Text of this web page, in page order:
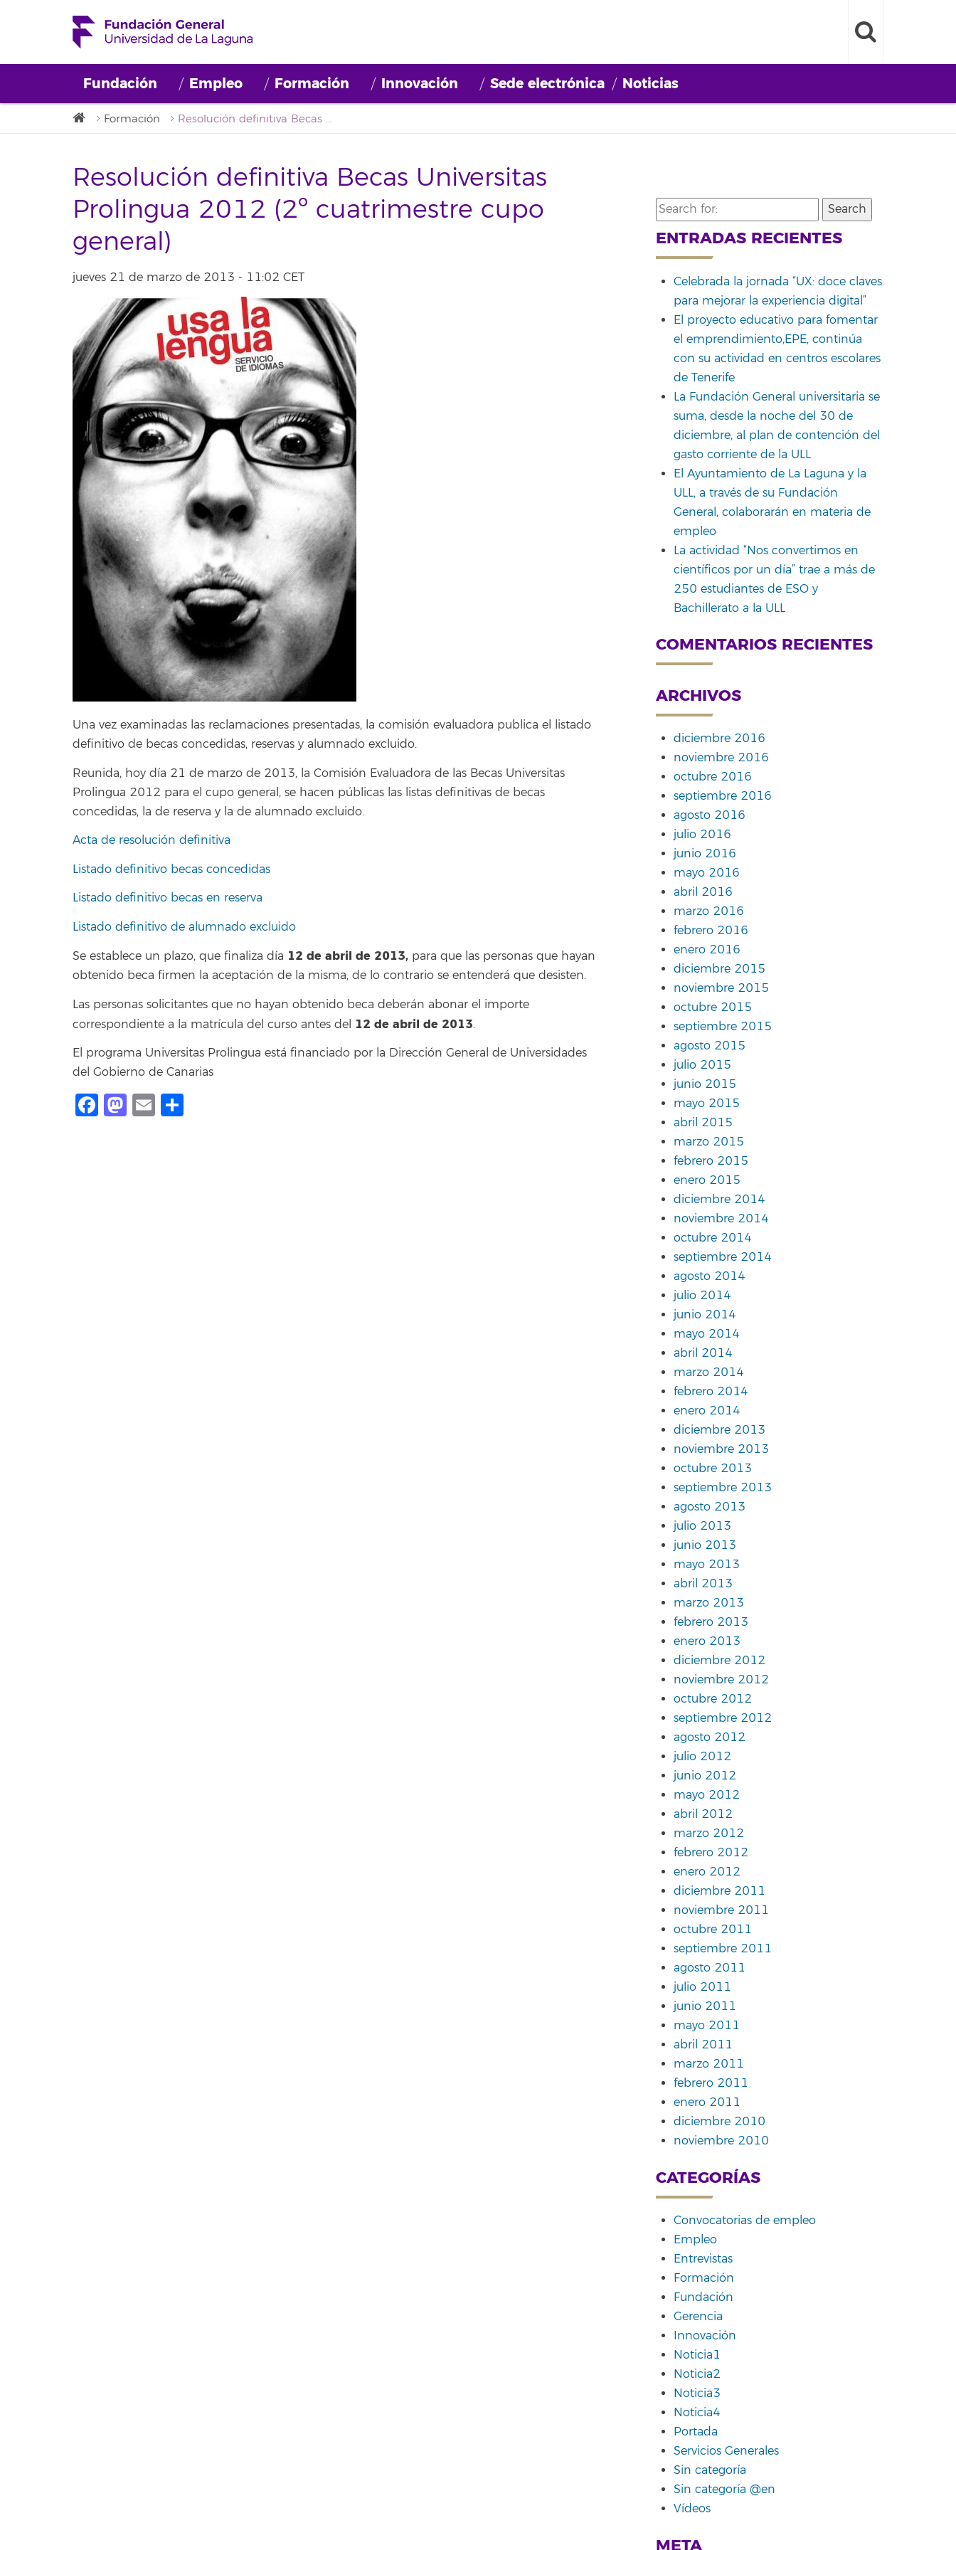
Fundación Empleo Formación Innovación Sede electrónica Noticias
Formación Resolución definitiva Becas Universitas Prolingua 2012 (2º cuatrimestre cupo general)
Resolución definitiva Becas Universitas
Prolingua 2012 (2º cuatrimestre cupo
general)
jueves 21 de marzo de 2013 - 11:02 CET
Una vez examinadas las reclamaciones presentadas, la comisión evaluadora publica el listado
definitivo de becas concedidas, reservas y alumnado excluido.
Reunida, hoy día 21 de marzo de 2013, la Comisión Evaluadora de las Becas Universitas
Prolingua 2012 para el cupo general, se hacen públicas las listas definitivas de becas
concedidas, la de reserva y la de alumnado excluido.
Acta de resolución definitiva
Listado definitivo becas concedidas
Listado definitivo becas en reserva
Listado definitivo de alumnado excluido
Se establece un plazo, que finaliza día 12 de abril de 2013, para que las personas que hayan
obtenido beca firmen la aceptación de la misma, de lo contrario se entenderá que desisten.
Las personas solicitantes que no hayan obtenido beca deberán abonar el importe
correspondiente a la matrícula del curso antes del 12 de abril de 2013.
El programa Universitas Prolingua está financiado por la Dirección General de Universidades
del Gobierno de Canarias
Facebook
Mastodon
Email
Search
for:
ENTRADAS RECIENTES
Celebrada la jornada “UX: doce claves
para mejorar la experiencia digital”
El proyecto educativo para fomentar
el emprendimiento,EPE, continúa
con su actividad en centros escolares
de Tenerife
La Fundación General universitaria se
suma, desde la noche del 30 de
diciembre, al plan de contención del
gasto corriente de la ULL
El Ayuntamiento de La Laguna y la
ULL, a través de su Fundación
General, colaborarán en materia de
empleo
La actividad “Nos convertimos en
científicos por un día” trae a más de
250 estudiantes de ESO y
Bachillerato a la ULL
COMENTARIOS RECIENTES
ARCHIVOS
diciembre 2016
noviembre 2016
octubre 2016
septiembre 2016
agosto 2016
julio 2016
junio 2016
mayo 2016
abril 2016
marzo 2016
febrero 2016
enero 2016
diciembre 2015
noviembre 2015
octubre 2015
septiembre 2015
agosto 2015
julio 2015
junio 2015
mayo 2015
abril 2015
marzo 2015
febrero 2015
enero 2015
diciembre 2014
noviembre 2014
octubre 2014
septiembre 2014
agosto 2014
julio 2014
junio 2014
mayo 2014
abril 2014
marzo 2014
febrero 2014
enero 2014
diciembre 2013
noviembre 2013
octubre 2013
septiembre 2013
agosto 2013
julio 2013
junio 2013
mayo 2013
abril 2013
marzo 2013
febrero 2013
enero 2013
diciembre 2012
noviembre 2012
octubre 2012
septiembre 2012
agosto 2012
julio 2012
junio 2012
mayo 2012
abril 2012
marzo 2012
febrero 2012
enero 2012
diciembre 2011
noviembre 2011
octubre 2011
septiembre 2011
agosto 2011
julio 2011
junio 2011
mayo 2011
abril 2011
marzo 2011
febrero 2011
enero 2011
diciembre 2010
noviembre 2010
CATEGORÍAS
Convocatorias de empleo
Empleo
Entrevistas
Formación
Fundación
Gerencia
Innovación
Noticia1
Noticia2
Noticia3
Noticia4
Portada
Servicios Generales
Sin categoría
Sin categoría @en
Vídeos
META